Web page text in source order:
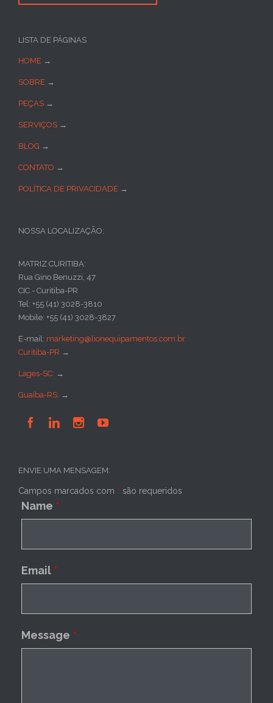
LISTA DE PÁGINAS
HOME →
SOBRE →
PEÇAS →
SERVIÇOS →
BLOG →
CONTATO →
POLÍTICA DE PRIVACIDADE →
NOSSA LOCALIZAÇÃO:
MATRIZ CURITIBA:
Rua Gino Benuzzi, 47
CIC - Curitiba-PR
Tel: +55 (41) 3028-3810
Mobile: +55 (41) 3028-3827
E-mail: marketing@lionequipamentos.com.br
Curitiba-PR →
Lages-SC: →
Guaíba-RS: →
   
ENVIE UMA MENSAGEM:
Campos marcados com * são requeridos
Name *
Email *
Message *